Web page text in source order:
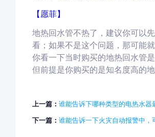
【愿菲】
地热回水管不热了，建议你可以
看；如果不是这个问题，那可能
你看一下当时购买的地热回水管
但前提是你购买的是知名度高的地
上一篇： 谁能告诉下哪种类型的电热水器
下一篇： 谁能告诉一下火灾自动报警中